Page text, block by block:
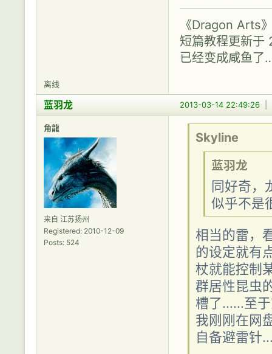
《Dragon Arts
短篇教程更新于
已经变成咸鱼
离线
2013-03-14 22:49:26
蓝羽龙
角龍
来自 江苏扬州
Registered: 2010-12-09
Posts: 524
Skyline
蓝羽龙
同好奇，
似乎不是
相当的雷，
的设定就有
杖就能控制
群居性昆虫
槽了……至
我刚刚在网
自备避雷针